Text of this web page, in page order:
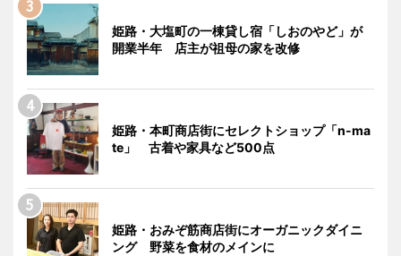
姫路・大塩町の一棟貸し宿「しおのやど」が
開業半年 店主が祖母の家を改修
姫路・本町商店街にセレクトショップ「n-ma
te」 古着や家具など500点
姫路・おみぞ筋商店街にオーガニックダイニ
ング 野菜を食材のメインに